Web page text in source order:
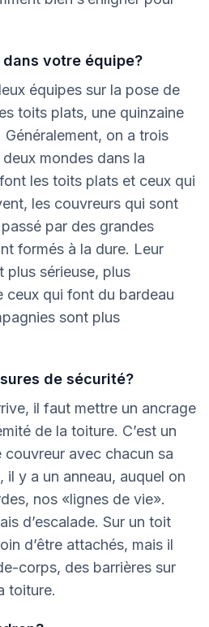
votre équipe?
équipes sur la pose de
toits plats, une quinzaine
on a trois
mondes dans la
les toits plats et ceux qui
les couvreurs qui sont
par des grandes
formés à la dure. Leur
plus sérieuse, plus
ceux qui font du bardeau
sont plus
de sécurité?
il faut mettre un ancrage
de la toiture. C’est un
avec chacun sa
y a un anneau, auquel on
nos «lignes de vie».
d’escalade. Sur un toit
d’être attachés, mais il
corps, des barrières sur
toiture.